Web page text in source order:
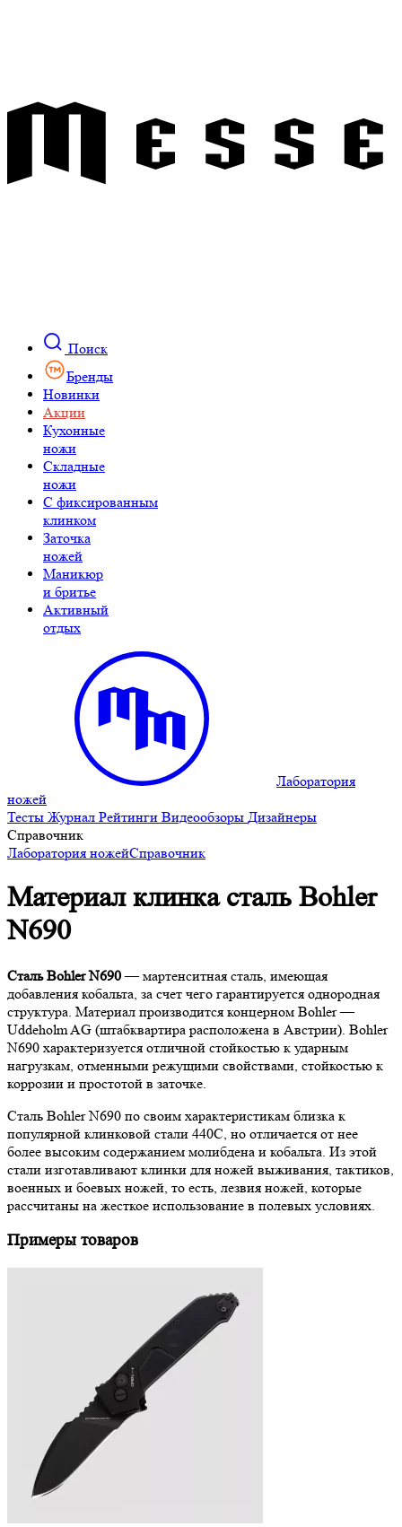
Поиск
Бренды
Новинки
Акции
Кухонные
ножи
Складные
ножи
C фиксированным
клинком
Заточка
ножей
Маникюр
и бритье
Активный
отдых
Лаборатория
ножей
Тесты Журнал Рейтинги Видеообзоры Дизайнеры
Справочник
Лаборатория ножейСправочник
Материал клинка сталь Bohler
N690
Сталь Bohler N690— мартенситная сталь, имеющая
добавления кобальта, за счет чего гарантируется однородная
структура. Материал производится концерном Bohler —
Uddeholm AG (штабквартира расположена в Австрии). Bohler
N690 характеризуется отличной стойкостью к ударным
нагрузкам, отменными режущими свойствами, стойкостью к
коррозии и простотой в заточке.
Сталь Bohler N690 по своим характеристикам близка к
популярной клинковой стали 440С, но отличается от нее
более высоким содержанием молибдена и кобальта. Из этой
стали изготавливают клинки для ножей выживания, тактиков,
военных и боевых ножей, то есть, лезвия ножей, которые
рассчитаны на жесткое использование в полевых условиях.
Примеры товаров